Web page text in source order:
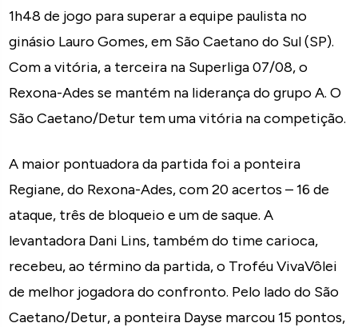
1h48 de jogo para superar a equipe paulista no
ginásio Lauro Gomes, em São Caetano do Sul (SP).
Com a vitória, a terceira na Superliga 07/08, o
Rexona-Ades se mantém na liderança do grupo A. O
São Caetano/Detur tem uma vitória na competição.
A maior pontuadora da partida foi a ponteira
Regiane, do Rexona-Ades, com 20 acertos – 16 de
ataque, três de bloqueio e um de saque. A
levantadora Dani Lins, também do time carioca,
recebeu, ao término da partida, o Troféu VivaVôlei
de melhor jogadora do confronto. Pelo lado do São
Caetano/Detur, a ponteira Dayse marcou 15 pontos,